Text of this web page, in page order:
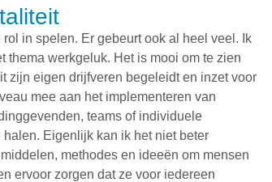
in spelen. Er gebeurt ook al heel veel. Ik
thema werkgeluk. Het is mooi om te zien
zijn eigen drijfveren begeleidt en inzet voor
mee aan het implementeren van
teams of individuele
Eigenlijk kan ik het niet beter
methodes en ideeën om mensen
ervoor zorgen dat ze voor iedereen